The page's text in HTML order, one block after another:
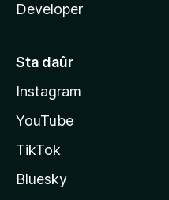
Developer
Sta daûr
Instagram
YouTube
TikTok
Bluesky